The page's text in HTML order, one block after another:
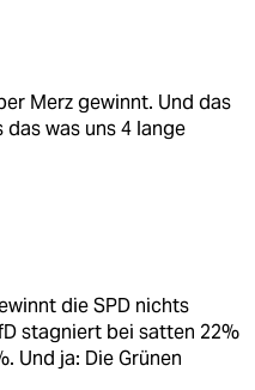
Merz gewinnt. Und das
was uns 4 lange
die SPD nichts
stagniert bei satten 22%
Und ja: Die Grünen